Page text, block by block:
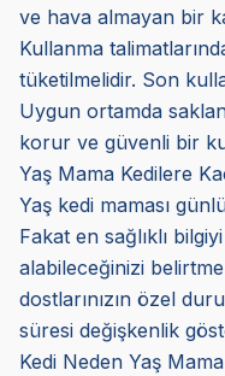
ve hava almayan bir
Kullanma
tüketilmelidir. Son
Uygun ortamda
korur ve güvenli bir
Yaş Mama Kedilere
Yaş kedi maması
Fakat en sağlıklı
alabileceğinizi
dostlarınızın özel
süresi değişkenlik
Kedi Neden Yaş